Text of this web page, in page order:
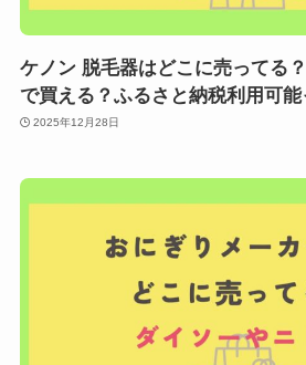
ケノン 脱毛器はどこに売ってる
で買える？ふるさと納税利用可能
2025年12月28日